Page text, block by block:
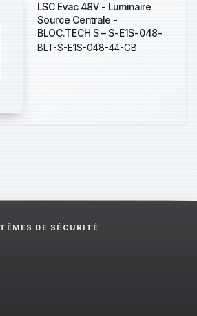
LSC Evac 48V - Luminaire
Source Centrale -
BLOC.TECH S – S-E1S-048-
44-CB - 180 lm - IP44 - IK08 -
BLT-S-E1S-048-44-CB
DE SÉCURITÉ